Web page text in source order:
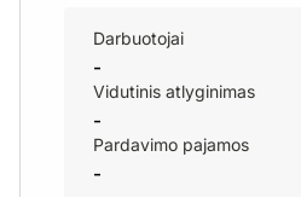
Darbuotojai
-
Vidutinis atlyginimas
-
Pardavimo pajamos
-